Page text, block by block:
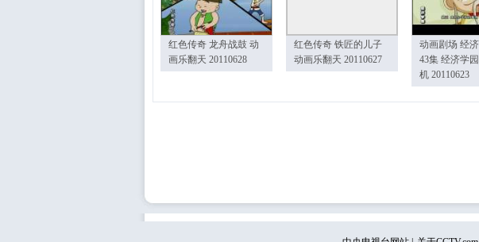
红色传奇 龙舟战鼓 动
画乐翻天 20110628
红色传奇 铁匠的儿子
动画乐翻天 20110627
动画剧场 经
43集 经济学
机 20110623